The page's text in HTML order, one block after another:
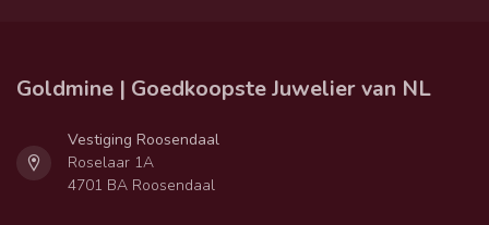
Goldmine | Goedkoopste Juwelier van NL
Vestiging Roosendaal
Roselaar 1A
4701 BA Roosendaal